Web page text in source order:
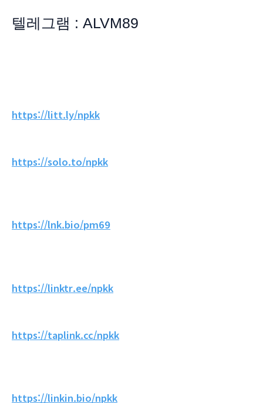
텔레그램 : ALVM89
https://litt.ly/npkk
https://solo.to/npkk
https://lnk.bio/pm69
https://linktr.ee/npkk
https://taplink.cc/npkk
https://linkin.bio/npkk